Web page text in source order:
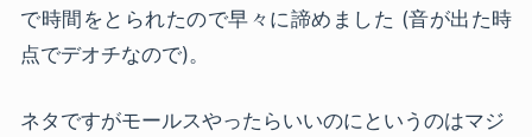
で時間をとられたので早々に諦めました (音が出た時
点でデオチなので)。
ネタですがモールスやったらいいのにというのはマジ